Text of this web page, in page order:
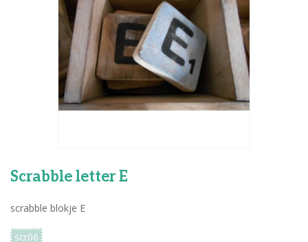
Scrabble letter E
scrabble blokje E
scr06